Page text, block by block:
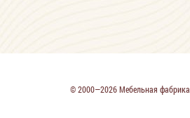
© 2000—2026 Мебельная